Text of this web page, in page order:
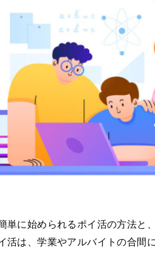
単に始められるポイ活の方法と
活は、学業やアルバイトの合間